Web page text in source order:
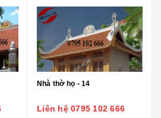
Nhà thờ họ - 14
Liên hệ 0795 102 666